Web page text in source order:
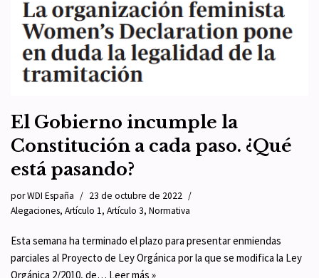
El Gobierno incumple la
Constitución a cada paso. ¿Qué
está pasando?
porWDI España
23 de octubre de 2022
Alegaciones, Artículo 1, Artículo 3, Normativa
Esta semana ha terminado el plazo para presentar enmiendas
parciales al Proyecto de Ley Orgánica por la que se modifica la Ley
Orgánica 2/2010, de… Leer más »